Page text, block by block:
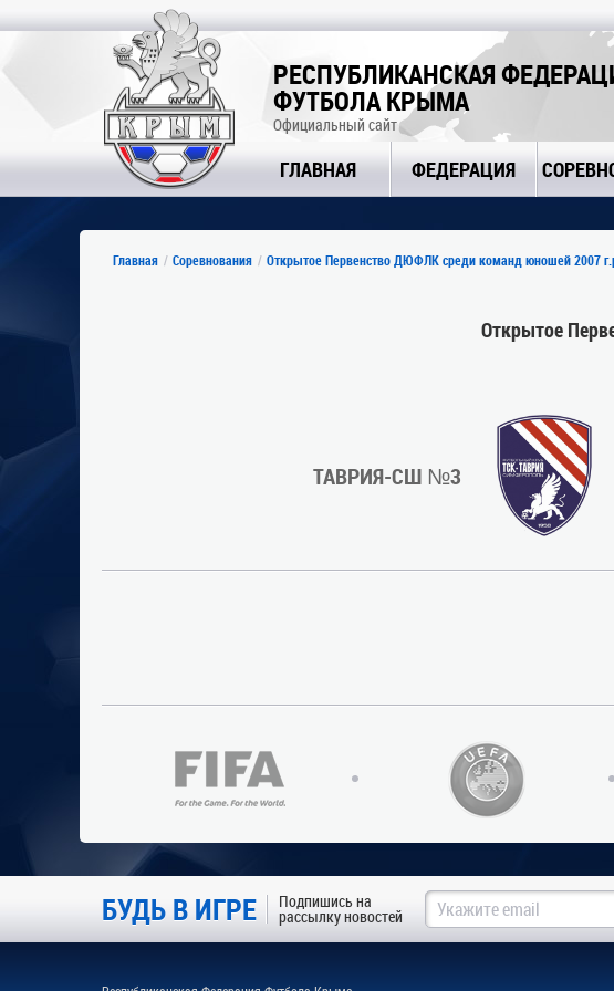
РЕСПУБЛИКАНСКАЯ
ФУТБОЛА КРЫМА
Официальный сайт
ГЛАВНАЯ ФЕДЕРАЦИЯ
Главная Соревнования Открытое Первенство ДЮФЛК среди команд юношей 2007
Открытое
ТАВРИЯ-СШ №3
БУДЬ В ИГРЕ Подпишись на
рассылку новостей